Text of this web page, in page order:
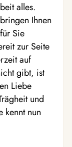
alles.
Ihnen
Sie
zur Seite
auf
gibt, ist
Liebe
und
kennt nun